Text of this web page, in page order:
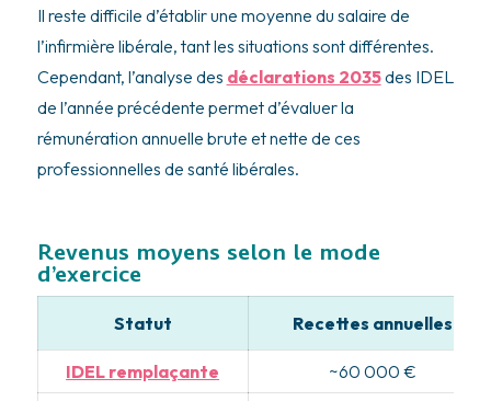
Il reste difficile d’établir une moyenne du salaire de
l’infirmière libérale, tant les situations sont différentes.
Cependant, l’analyse des déclarations 2035des IDEL
de l’année précédente permet d’évaluer la
rémunération annuelle brute et nette de ces
professionnelles de santé libérales.
Revenus moyens selon le mode
d’exercice
Statut Recettes annuelles
IDEL remplaçante
~60 000 €